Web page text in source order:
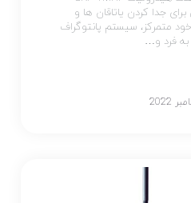
برای جدا کردن یاتاقان ها و
متمرکز، سیستم پانتوگراف
فرد و…